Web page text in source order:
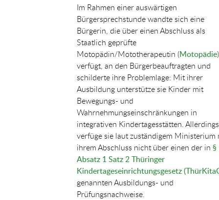
Im Rahmen einer auswärtigen
Bürgersprechstunde wandte sich eine
Bürgerin, die über einen Abschluss als
Staatlich geprüfte
Motopädin/Mototherapeutin (Motopädie)
verfügt, an den Bürgerbeauftragten und
schilderte ihre Problemlage: Mit ihrer
Ausbildung unterstütze sie Kinder mit
Bewegungs- und
Wahrnehmungseinschränkungen in
integrativen Kindertagesstätten. Allerdings
verfüge sie laut zuständigem Ministerium
ihrem Abschluss nicht über einen der in §
Absatz 1 Satz 2 Thüringer
Kindertageseinrichtungsgesetz
genannten Ausbildungs- und
Prüfungsnachweise.